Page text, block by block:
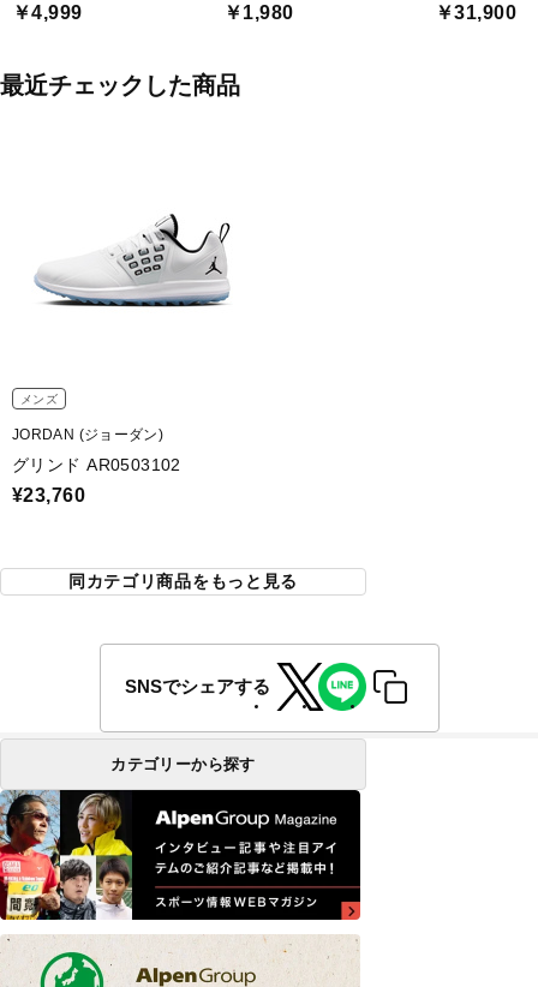
￥4,999 ￥1,980 ￥31,900
最近チェックした商品
メンズ
JORDAN (ジョーダン)
グリンド AR0503102
¥23,760
同カテゴリ商品をもっと見る
SNSでシェアする
カテゴリーから探す